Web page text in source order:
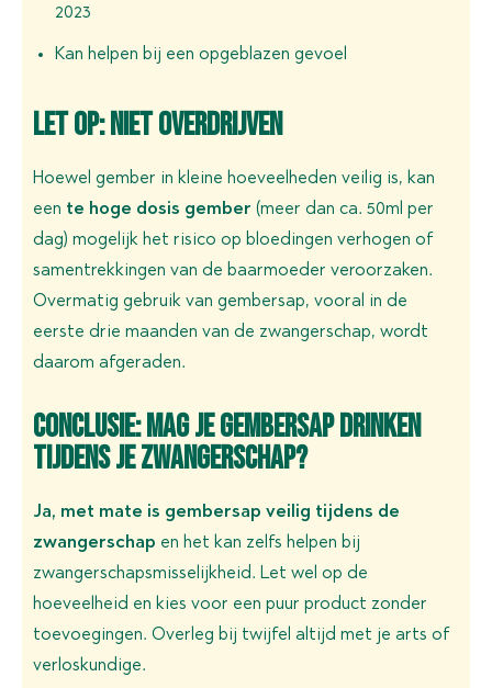
2023
Kan helpen bij een opgeblazen gevoel
Let op: niet overdrijven
Hoewel gember in kleine hoeveelheden veilig is, kan
een te hoge dosis gember (meer dan ca. 50ml per
dag) mogelijk het risico op bloedingen verhogen of
samentrekkingen van de baarmoeder veroorzaken.
Overmatig gebruik van gembersap, vooral in de
eerste drie maanden van de zwangerschap, wordt
daarom afgeraden.
Conclusie: Mag je gembersap drinken
tijdens je zwangerschap?
Ja, met mate is gembersap veilig tijdens de
zwangerschap en het kan zelfs helpen bij
zwangerschapsmisselijkheid. Let wel op de
hoeveelheid en kies voor een puur product zonder
toevoegingen. Overleg bij twijfel altijd met je arts of
verloskundige.